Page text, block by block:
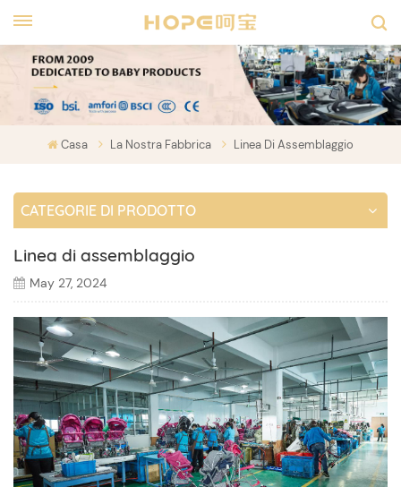
Casa La Nostra Fabbrica Linea Di Assemblaggio
CATEGORIE DI PRODOTTO
Linea di assemblaggio
May 27, 2024